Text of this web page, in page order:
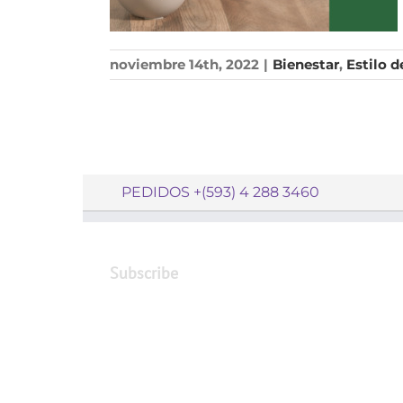
noviembre 14th, 2022 | Bienestar, Estilo
PEDIDOS +(593) 4 288 3460
Subscribe